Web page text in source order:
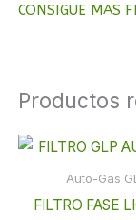
CONSIGUE MAS
Productos
Auto-Gas
FILTRO FASE
El